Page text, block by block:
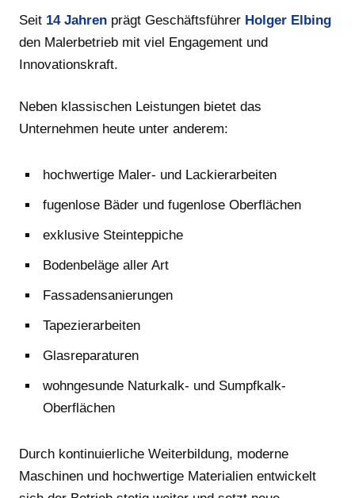
Seit 14 Jahren prägt Geschäftsführer Holger Elbing
den Malerbetrieb mit viel Engagement und
Innovationskraft.
Neben klassischen Leistungen bietet das
Unternehmen heute unter anderem:
hochwertige Maler- und Lackierarbeiten
fugenlose Bäder und fugenlose Oberflächen
exklusive Steinteppiche
Bodenbeläge aller Art
Fassadensanierungen
Tapezierarbeiten
Glasreparaturen
wohngesunde Naturkalk- und Sumpfkalk-
Oberflächen
Durch kontinuierliche Weiterbildung, moderne
Maschinen und hochwertige Materialien entwickelt